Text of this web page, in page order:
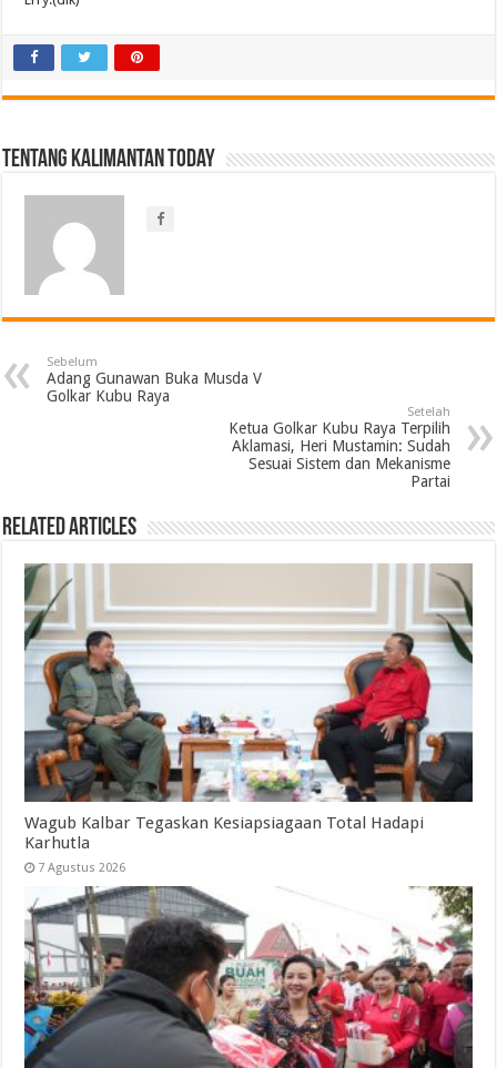
Tentang Kalimantan Today
Sebelum
Adang Gunawan Buka Musda V
Golkar Kubu Raya
Setelah
Ketua Golkar Kubu Raya Terpilih
Aklamasi, Heri Mustamin: Sudah
Sesuai Sistem dan Mekanisme
Partai
Related Articles
Wagub Kalbar Tegaskan Kesiapsiagaan Total Hadapi
Karhutla
7 Agustus 2026